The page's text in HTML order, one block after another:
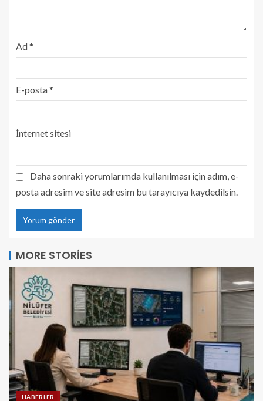
Ad*
E-posta*
İnternet sitesi
Daha sonraki yorumlarımda kullanılması için adım, e-
posta adresim ve site adresim bu tarayıcıya kaydedilsin.
MORE STORIES
HABERLER